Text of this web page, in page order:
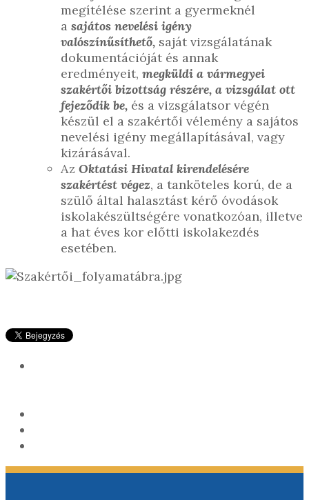
megítélése szerint a gyermeknél
a sajátos nevelési igény
valószínűsíthető, saját vizsgálatának
dokumentációját és annak
eredményeit, megküldi a vármegyei
szakértői bizottság részére, a vizsgálat ott
fejeződik be, és a vizsgálatsor végén
készül el a szakértői vélemény a sajátos
nevelési igény megállapításával, vagy
kizárásával.
Az Oktatási Hivatal kirendelésére
szakértést végez, a tanköteles korú, de a
szülő által halasztást kérő óvodások
iskolakészültségére vonatkozóan, illetve
a hat éves kor előtti iskolakezdés
esetében.